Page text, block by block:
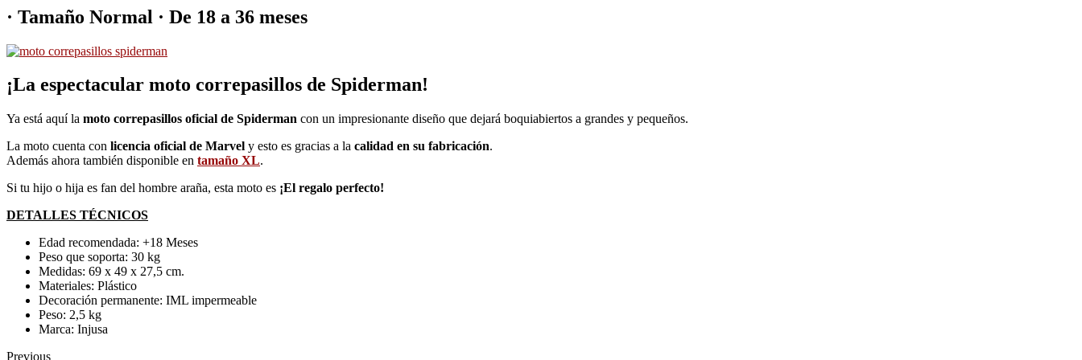
· Tamaño Normal · De 18 a 36 meses
¡La espectacular moto correpasillos de Spiderman!
Ya está aquí la moto correpasillos oficial de Spiderman con un impresionante diseño que dejará boquiabiertos a grandes y pequeños.
La moto cuenta con licencia oficial de Marvel y esto es gracias a la calidad en su fabricación.
Además ahora también disponible en tamaño XL.
Si tu hijo o hija es fan del hombre araña, esta moto es ¡El regalo perfecto!
DETALLES TÉCNICOS
Edad recomendada: +18 Meses
Peso que soporta: 30 kg
Medidas: 69 x 49 x 27,5 cm.
Materiales: Plástico
Decoración permanente: IML impermeable
Peso: 2,5 kg
Marca: Injusa
Previous